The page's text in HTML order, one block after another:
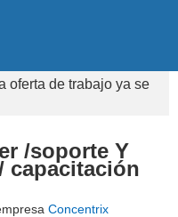
oferta de trabajo ya se
/soporte Y
capacitación
Concentrix